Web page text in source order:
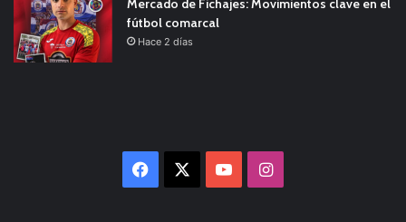
Mercado de Fichajes: Movimientos clave en el
fútbol comarcal
Hace 2 días
Facebook YouTubeInstagram